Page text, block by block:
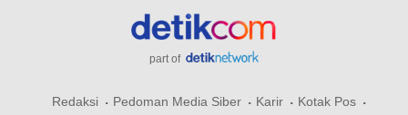
part of
Redaksi Pedoman Media Siber Karir
Kotak Pos